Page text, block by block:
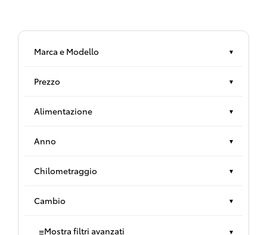
Marca e Modello ▾
Prezzo ▾
Alimentazione ▾
Anno ▾
Chilometraggio ▾
Cambio ▾
≡Mostra filtri avanzati ▾